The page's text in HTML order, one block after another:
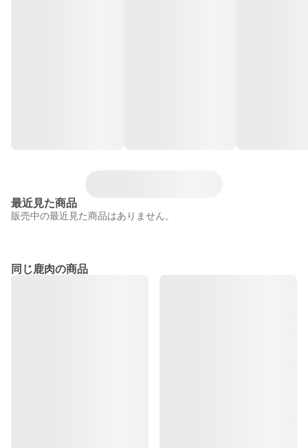
最近見た商品
販売中の最近見た商品はありません。
同じ鹿肉の商品